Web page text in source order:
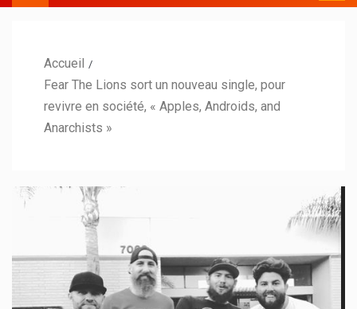
Accueil
Fear The Lions sort un nouveau single, pour
revivre en société, « Apples, Androids, and
Anarchists »